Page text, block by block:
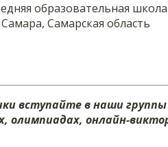
образовательная
Самара, Самарская область
вступайте в наши
олимпиадах, онлайн-